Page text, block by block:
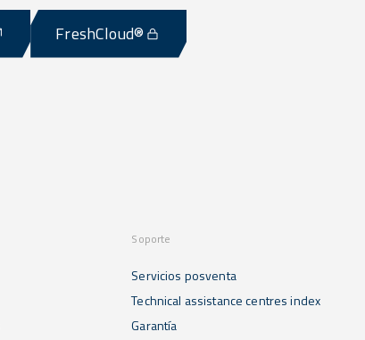
FreshCloud®
Soporte
Servicios posventa
Technical assistance centres index
Garantía